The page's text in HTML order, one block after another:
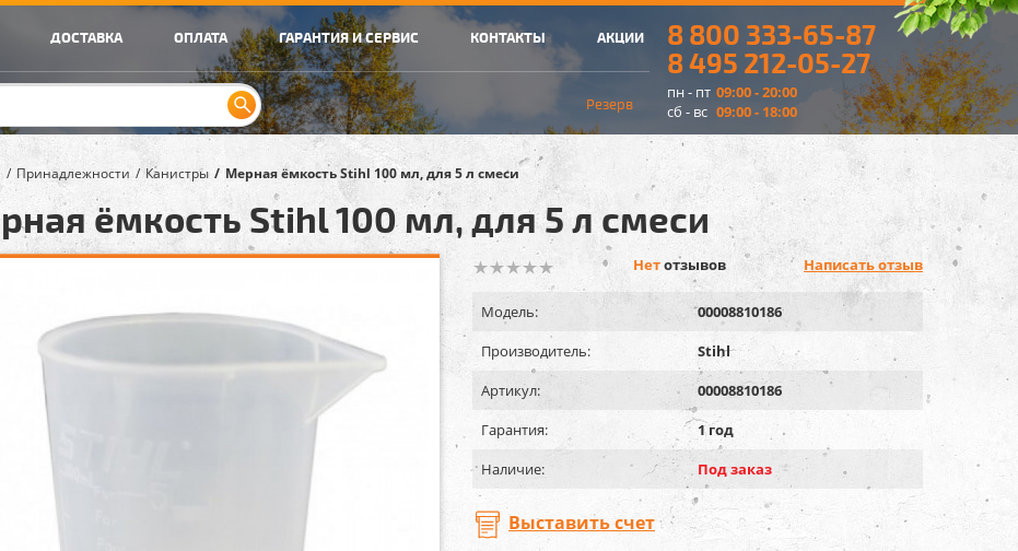
ДОСТАВКА ОПЛАТА ГАРАНТИЯ И СЕРВИС КОНТАКТЫ АКЦИИ
Резерв
8 800 333-65-87
8 495 212-05-27
пн - пт 09:00 - 20:00
сб - вс 09:00 - 18:00
Принадлежности Канистры Мерная ёмкость Stihl 100 мл, для 5 л смеси
ёмкость Stihl 100 мл, для 5 л смеси
Нетотзывов Написать отзыв
Модель:
00008810186
Производитель:
Stihl
Артикул:
00008810186
Гарантия:
1 год
Наличие:
Под заказ
Выставить счет